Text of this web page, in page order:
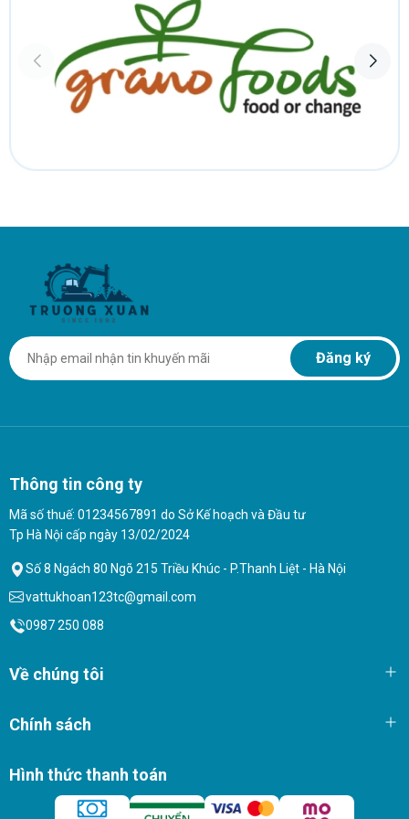
Chi phí vận hành và bảo dưỡng cực thấp
Phản ánh dịch vụ: 0902 289 836
Email:vattukhoan123tc@gmail.com
Địa chỉ: Số 8 ngách 80 ngõ 215 Triều Khúc, P. Thanh Liệt, Thanh Trì,
Hà Nội
Bản đồ:https://maps.app.goo.gl/JXUA6AU26eULWFMo9
Fanpage:
https://www.facebook.com/VatTuKhoanTruongXuan/
lắp ráp miễn phí – bảo hành 12 tháng. Gọi ngay để nhận giá ưu đãi
Đăng ký
Thông tin công ty
Mã số thuế: 01234567891 do Sở Kế hoạch và Đầu tư
Tp Hà Nội cấp ngày 13/02/2024
Số 8 Ngách 80 Ngõ 215 Triều Khúc - P.Thanh Liệt - Hà Nội
vattukhoan123tc@gmail.com
0987 250 088
Về chúng tôi
Chính sách
Hình thức thanh toán